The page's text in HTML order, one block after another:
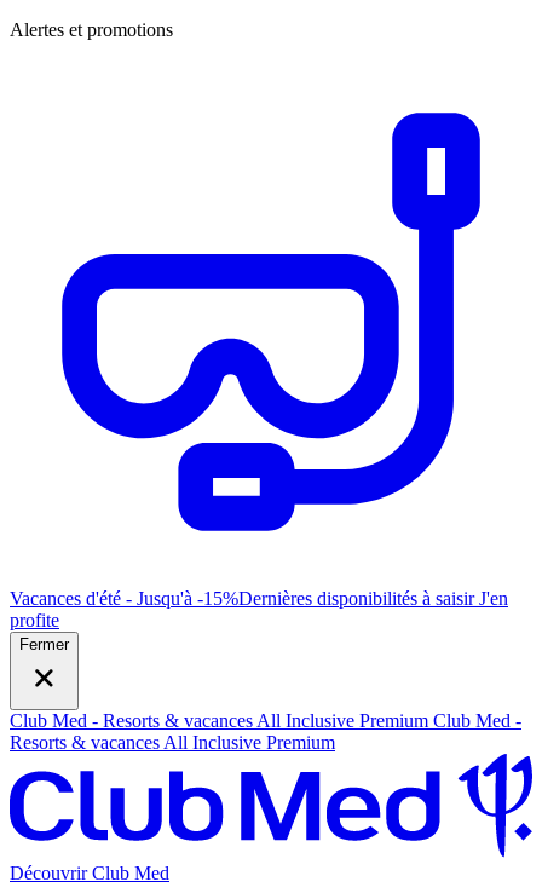
Alertes et promotions
Vacances d'été - Jusqu'à -15%Dernières disponibilités à saisirJ'en
profite
Fermer
Club Med - Resorts & vacances All Inclusive Premium Club Med -
Resorts & vacances All Inclusive Premium
Découvrir Club Med